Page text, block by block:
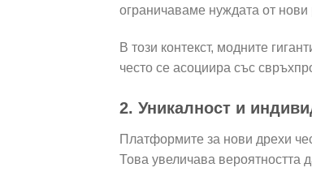
ограничаваме нуждата от нови
В този контекст, модните
често се асоциира със
2. Уникалност и
Платформите за нови дрехи
Това увеличава вероятността